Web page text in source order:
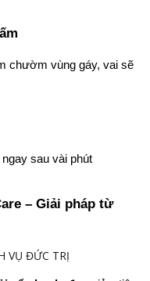
chườm vùng gáy, vai sẽ
sau vài phút
– Giải pháp từ